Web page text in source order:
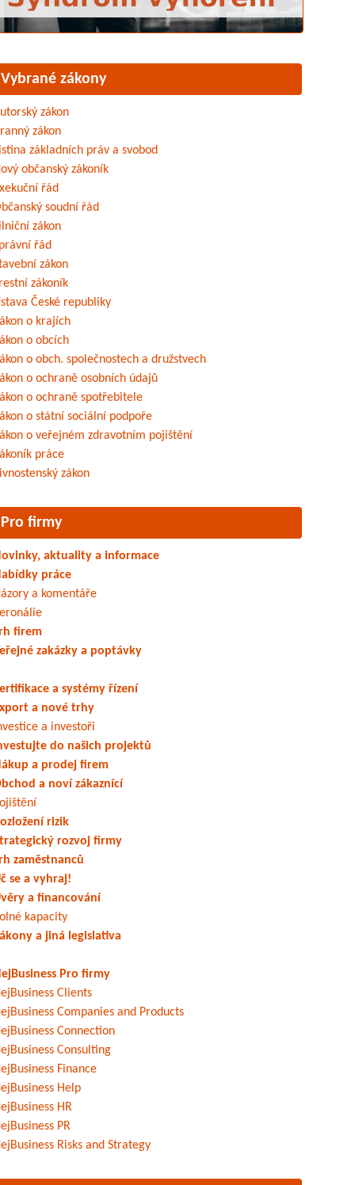
Vybrané zákony
zákon
zákon
základních práv a svobod
občanský zákoník
řád
soudní řád
zákon
řád
zákon
zákoník
České republiky
o krajích
o obcích
o obch. společnostech a družstvech
o ochraně osobních údajů
o ochraně spotřebitele
o státní sociální podpoře
o veřejném zdravotním pojištění
práce
zákon
Pro firmy
aktuality a informace
práce
a komentáře
firem
zakázky a poptávky
a systémy řízení
a nové trhy
a investoři
do našich projektů
a prodej firem
a noví zákaznící
rizik
rozvoj firmy
zaměstnanců
se a vyhraj!
a financování
kapacity
a jiná legislativa
Pro firmy
Clients
Companies and Products
Connection
Consulting
Finance
Help
HR
PR
Risks and Strategy